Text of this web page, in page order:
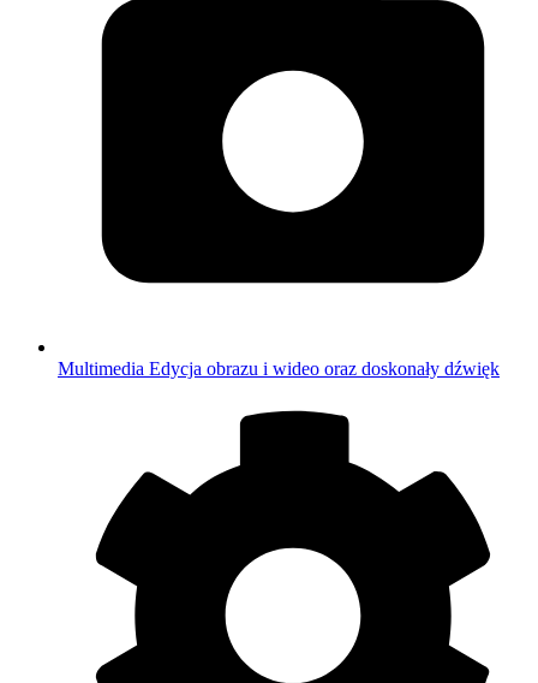
Multimedia Edycja obrazu i wideo oraz doskonały dźwięk